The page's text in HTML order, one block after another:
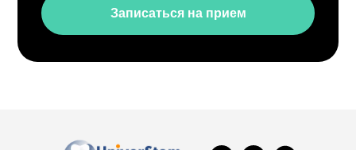
Записаться на прием